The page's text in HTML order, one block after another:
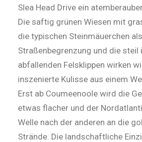
Slea Head Drive ein
Die saftig grünen Wiesen mit
die typischen Steinmäuerchen als
Straßenbegrenzung und die steil
abfallenden Felsklippen wirken
inszenierte Kulisse aus einem
Erst ab Coumeenoole wird die
etwas flacher und der
Welle nach der anderen an die
Strände. Die landschaftliche